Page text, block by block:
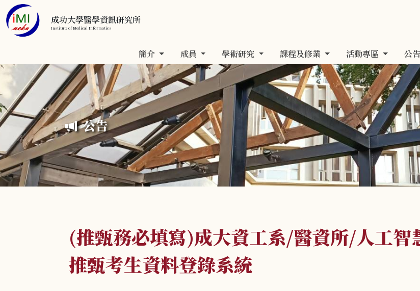
成功大學醫學資訊研究所
Institute of Medical Informatics
簡介 成員 學術研究 課程及修業 活動專區 公告
公告
(推甄務必填寫)成大資工系/醫資所/人工智
推甄考生資料登錄系統